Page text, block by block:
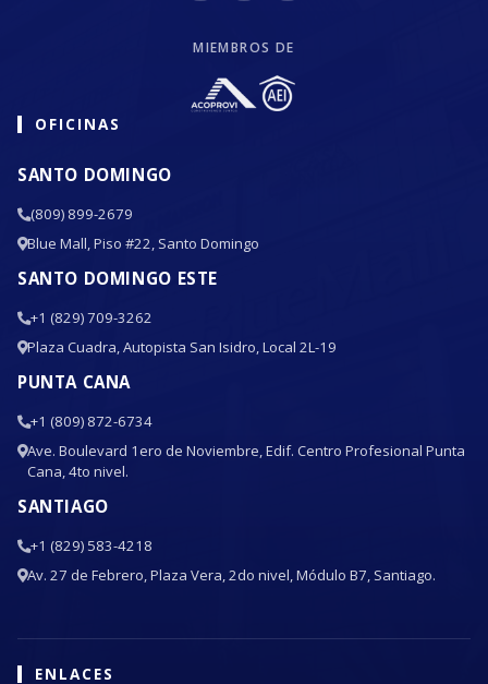
MIEMBROS DE
OFICINAS
SANTO DOMINGO
(809) 899-2679
Blue Mall, Piso #22, Santo Domingo
SANTO DOMINGO ESTE
+1 (829) 709-3262
Plaza Cuadra, Autopista San Isidro, Local 2L-19
PUNTA CANA
+1 (809) 872-6734
Ave. Boulevard 1ero de Noviembre, Edif. Centro Profesional Punta
Cana, 4to nivel.
SANTIAGO
+1 (829) 583-4218
Av. 27 de Febrero, Plaza Vera, 2do nivel, Módulo B7, Santiago.
ENLACES